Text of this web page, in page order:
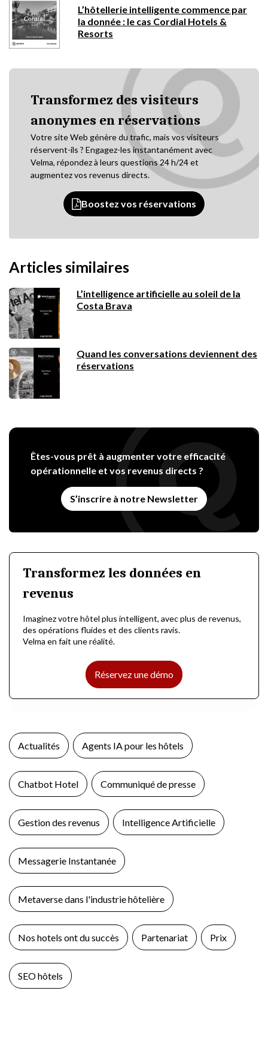
L’hôtellerie intelligente commence par
la donnée : le cas Cordial Hotels &
Resorts
Transformez des visiteurs
anonymes en réservations
Votre site Web génère du trafic, mais vos visiteurs
réservent-ils ? Engagez-les instantanément avec
Velma, répondez à leurs questions 24 h/24 et
augmentez vos revenus directs.
Boostez vos réservations
Articles similaires
L’intelligence artificielle au soleil de la
Costa Brava
Quand les conversations deviennent des
réservations
Êtes-vous prêt à augmenter votre efficacité
opérationnelle et vos revenus directs ?
S’inscrire à notre Newsletter
Transformez les données en
revenus
Imaginez votre hôtel plus intelligent, avec plus de revenus,
des opérations fluides et des clients ravis.
Velma en fait une réalité.
Réservez une démo
Actualités Agents IA pour les hôtels
Chatbot Hotel Communiqué de presse
Gestion des revenus Intelligence Artificielle
Messagerie Instantanée
Metaverse dans l'industrie hôtelière
Nos hotels ont du succès Partenariat Prix
SEO hôtels